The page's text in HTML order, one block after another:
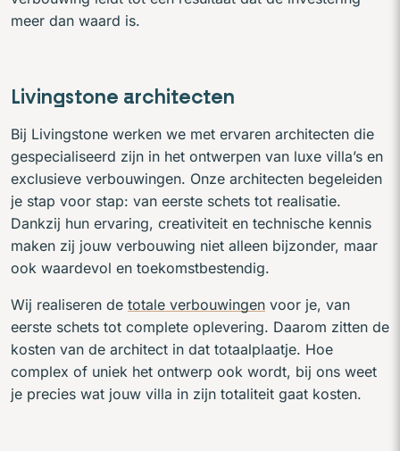
meer dan waard is.
Livingstone architecten
Bij Livingstone werken we met ervaren architecten die
gespecialiseerd zijn in het ontwerpen van luxe villa’s en
exclusieve verbouwingen. Onze architecten begeleiden
je stap voor stap: van eerste schets tot realisatie.
Dankzij hun ervaring, creativiteit en technische kennis
maken zij jouw verbouwing niet alleen bijzonder, maar
ook waardevol en toekomstbestendig.
Wij realiseren de totale verbouwingen voor je, van
eerste schets tot complete oplevering. Daarom zitten de
kosten van de architect in dat totaalplaatje. Hoe
complex of uniek het ontwerp ook wordt, bij ons weet
je precies wat jouw villa in zijn totaliteit gaat kosten.